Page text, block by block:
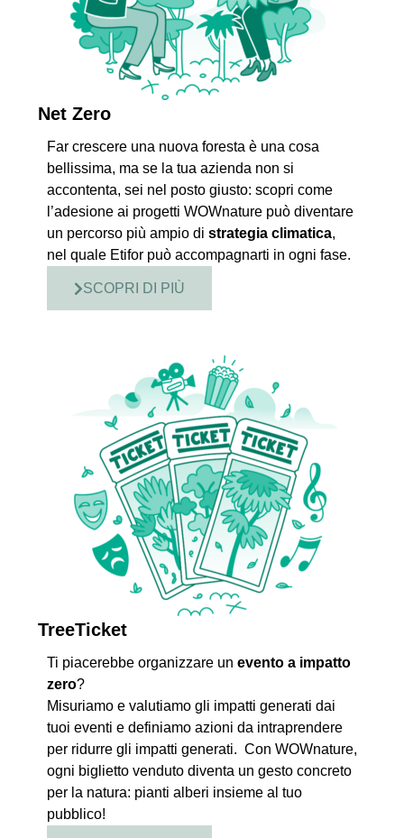
Net Zero
Far crescere una nuova foresta è una cosa
bellissima, ma se la tua azienda non si
accontenta, sei nel posto giusto: scopri come
l’adesione ai progetti WOWnature può diventare
un percorso più ampio di strategia climatica,
nel quale Etifor può accompagnarti in ogni fase.
SCOPRI DI PIÙ
TreeTicket
Ti piacerebbe organizzare un evento a impatto
zero?
Misuriamo e valutiamo gli impatti generati dai
tuoi eventi e definiamo azioni da intraprendere
per ridurre gli impatti generati. Con WOWnature,
ogni biglietto venduto diventa un gesto concreto
per la natura: pianti alberi insieme al tuo
pubblico!